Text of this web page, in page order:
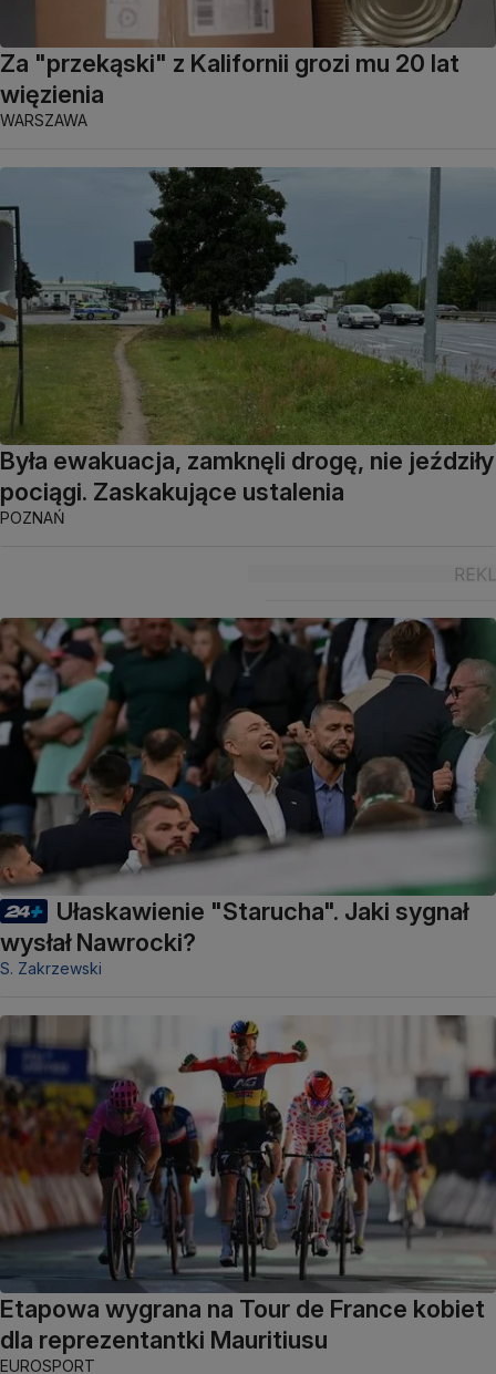
Za "przekąski" z Kalifornii grozi mu 20 lat
więzienia
WARSZAWA
Była ewakuacja, zamknęli drogę, nie jeździły
pociągi. Zaskakujące ustalenia
POZNAŃ
Ułaskawienie "Starucha". Jaki sygnał
wysłał Nawrocki?
S. Zakrzewski
Etapowa wygrana na Tour de France kobiet
dla reprezentantki Mauritiusu
EUROSPORT